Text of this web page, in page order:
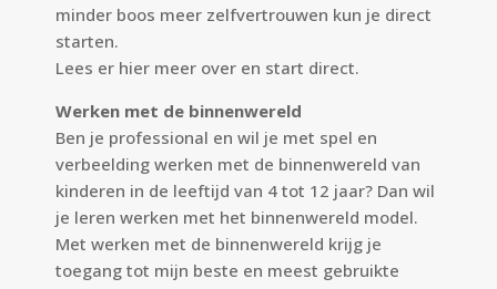
minder boos meer zelfvertrouwen kun je direct
starten.
Lees er hier meer over en start direct.
Werken met de binnenwereld
Ben je professional en wil je met spel en
verbeelding werken met de binnenwereld van
kinderen in de leeftijd van 4 tot 12 jaar? Dan wil
je leren werken met het binnenwereld model.
Met werken met de binnenwereld krijg je
toegang tot mijn beste en meest gebruikte